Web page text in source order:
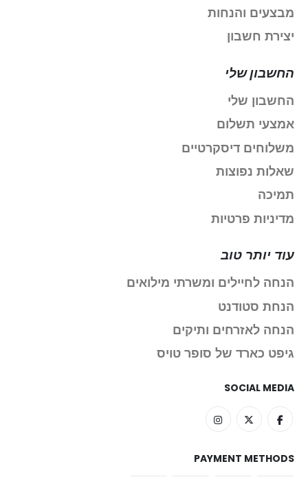
מבצעים והנחות
יצירת חשבון
החשבון שלי
החשבון שלי
אמצעי תשלום
משלוחים דיסקרטיים
שאלות נפוצות
תמיכה
מדיניות פרטיות
עוד יותר טוב
הנחה לחיילים ומשרתי מילואים
הנחת סטודנט
הנחה לאזרחים ותיקים
גיפט כארד של סופר טויס
SOCIAL MEDIA
PAYMENT METHODS